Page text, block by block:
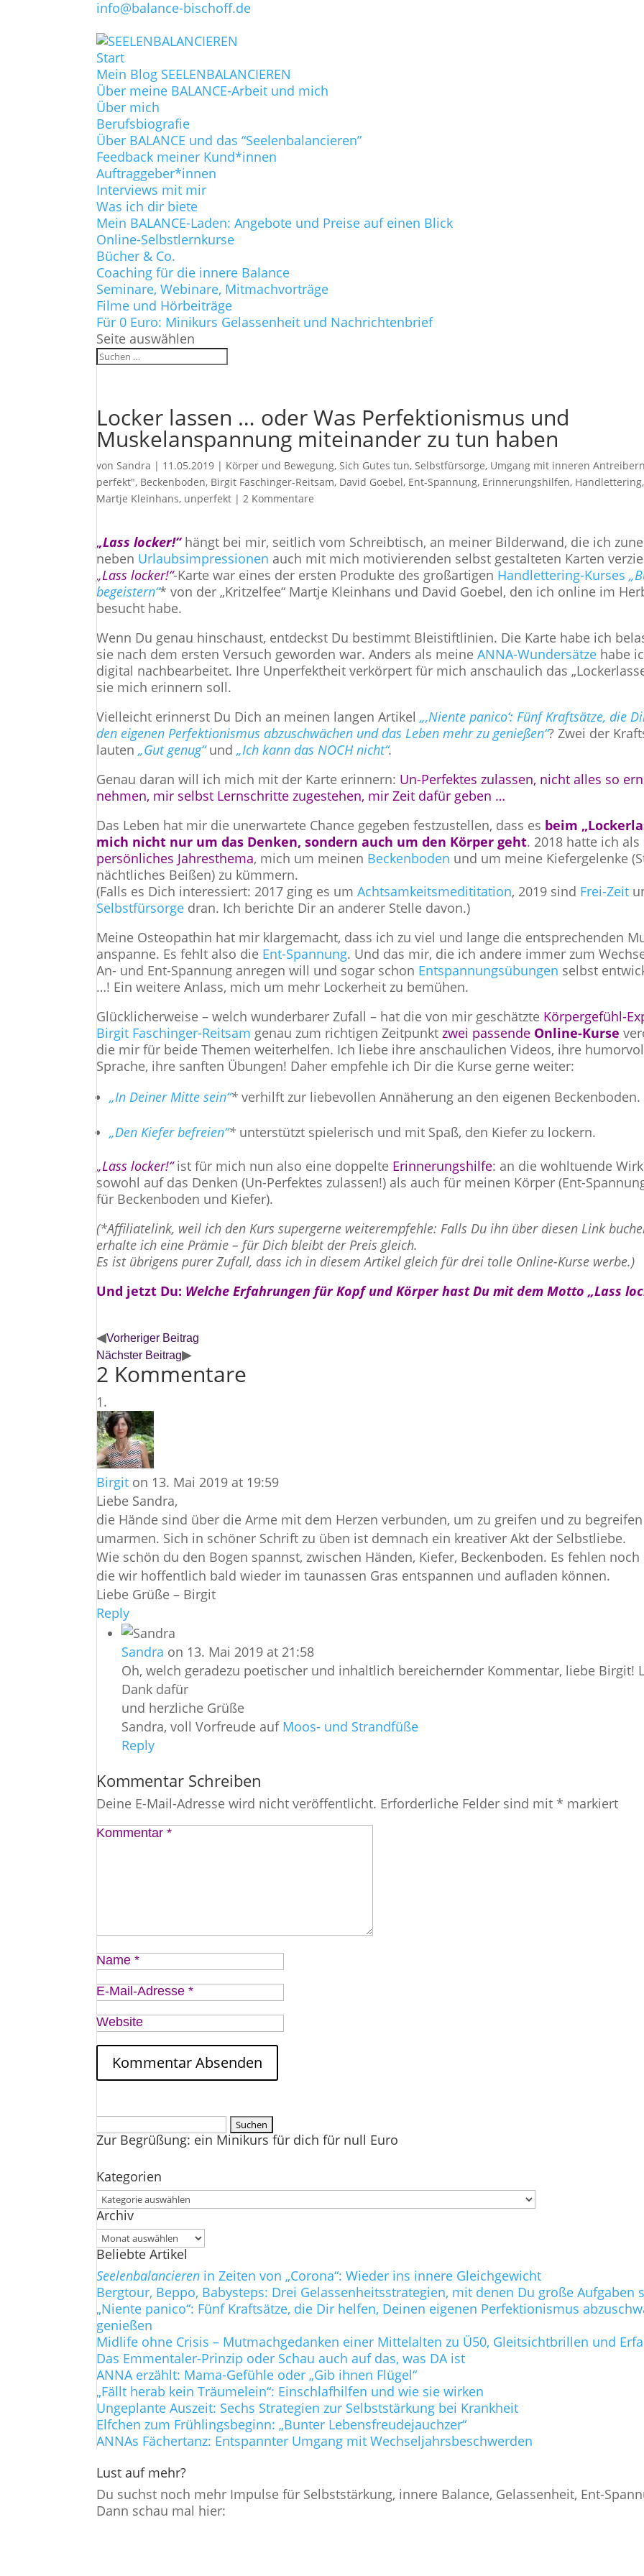
info@balance-bischoff.de
Start
Mein Blog SEELENBALANCIEREN
Über meine BALANCE-Arbeit und mich
Über mich
Berufsbiografie
Über BALANCE und das “Seelenbalancieren”
Feedback meiner Kund*innen
Auftraggeber*innen
Interviews mit mir
Was ich dir biete
Mein BALANCE-Laden: Angebote und Preise auf einen Blick
Online-Selbstlernkurse
Bücher & Co.
Coaching für die innere Balance
Seminare, Webinare, Mitmachvorträge
Filme und Hörbeiträge
Für 0 Euro: Minikurs Gelassenheit und Nachrichtenbrief
Seite auswählen
Locker lassen … oder Was Perfektionismus und
Muskelanspannung miteinander zu tun haben
vonSandra | 11.05.2019 | Körper und Bewegung,Sich Gutes tun, Selbstfürsorge, Umgang mit inneren Antreibern
perfekt", Beckenboden, Birgit Faschinger-Reitsam, David Goebel, Ent-Spannung, Erinnerungshilfen, Handlettering,
Martje Kleinhans, unperfekt |2 Kommentare
„Lass locker!“ hängt bei mir, seitlich vom Schreibtisch, an meiner Bilderwand, die ich
neben Urlaubsimpressionen auch mit mich motivierenden selbst gestalteten Karten
„Lass locker!“-Karte war eines der ersten Produkte des großartigen Handlettering-Kurses
begeistern“* von der „Kritzelfee“ Martje Kleinhans und David Goebel, den ich online im
besucht habe.
Wenn Du genau hinschaust, entdeckst Du bestimmt Bleistiftlinien. Die Karte habe ich
sie nach dem ersten Versuch geworden war. Anders als meineANNA-Wundersätze habe
digital nachbearbeitet. Ihre Unperfektheit verkörpert für mich anschaulich das
sie mich erinnern soll.
Vielleicht erinnerst Du Dich an meinen langen Artikel„‚Niente panico‘: Fünf Kraftsätze, die
den eigenen Perfektionismus abzuschwächen und das Leben mehr zu genießen“? Zwei der
lauten„Gut genug“und „Ich kann das NOCH nicht“.
Genau daran will ich mich mit der Karte erinnern: Un-Perfektes zulassen, nicht alles so
nehmen, mir selbst Lernschritte zugestehen, mir Zeit dafür geben …
Das Leben hat mir die unerwartete Chance gegeben festzustellen, dass es beim
mich nicht nur um das Denken, sondern auch um den Körper geht. 2018 hatte ich als
persönliches Jahresthema, mich um meinen Beckenboden und um meine Kiefergelenke
nächtliches Beißen) zu kümmern.
(Falls es Dich interessiert: 2017 ging es umAchtsamkeitsmedititation, 2019 sind Frei-Zeit
Selbstfürsorge dran. Ich berichte Dir an anderer Stelle davon.)
Meine Osteopathin hat mir klargemacht, dass ich zu viel und lange die entsprechenden
anspanne. Es fehlt also die Ent-Spannung. Und das mir, die ich andere immer zum
An- und Ent-Spannung anregen will und sogar schon Entspannungsübungen selbst
…! Ein weitere Anlass, mich um mehr Lockerheit zu bemühen.
Glücklicherweise – welch wunderbarer Zufall – hat die von mir geschätzte Körpergefühl-
Birgit Faschinger-Reitsam genau zum richtigen Zeitpunktzwei passende Online-Kurse
die mir für beide Themen weiterhelfen. Ich liebe ihre anschaulichen Videos, ihre
Sprache, ihre sanften Übungen! Daher empfehle ich Dir die Kurse gerne weiter:
„In Deiner Mitte sein“* verhilft zur liebevollen Annäherung an den eigenen Beckenboden.
„Den Kiefer befreien“* unterstützt spielerisch und mit Spaß, den Kiefer zu lockern.
„Lass locker!“ist für mich nun also eine doppelte Erinnerungshilfe: an die wohltuende
sowohl auf das Denken (Un-Perfektes zulassen!) als auch für meinen Körper (Ent-
für Beckenboden und Kiefer).
(*Affiliatelink, weil ich den Kurs supergerne weiterempfehle: Falls Du ihn über diesen Link
erhalte ich eine Prämie – für Dich bleibt der Preis gleich.
Es ist übrigens purer Zufall, dass ich in diesem Artikel gleich für drei tolle Online-Kurse werbe.)
Und jetzt Du: Welche Erfahrungen für Kopf und Körper hast Du mit dem Motto „Lass
◀Vorheriger Beitrag
Nächster Beitrag▶
2 Kommentare
Birgit on 13. Mai 2019 at 19:59
Liebe Sandra,
die Hände sind über die Arme mit dem Herzen verbunden, um zu greifen und zu
umarmen. Sich in schöner Schrift zu üben ist demnach ein kreativer Akt der Selbstliebe.
Wie schön du den Bogen spannst, zwischen Händen, Kiefer, Beckenboden. Es fehlen noch
die wir hoffentlich bald wieder im taunassen Gras entspannen und aufladen können.
Liebe Grüße – Birgit
Reply
Sandra on 13. Mai 2019 at 21:58
Oh, welch geradezu poetischer und inhaltlich bereichernder Kommentar, liebe Birgit!
Dank dafür
und herzliche Grüße
Sandra, voll Vorfreude auf Moos- und Strandfüße
Reply
Kommentar Schreiben
Deine E-Mail-Adresse wird nicht veröffentlicht. Erforderliche Felder sind mit* markiert
Kommentar*
Name*
E-Mail-Adresse*
Website
nach:
Zur Begrüßung: ein Minikurs für dich für null Euro
Kategorien
Kategorien
Archiv
Archiv
Beliebte Artikel
Seelenbalancieren in Zeiten von „Corona“: Wieder ins innere Gleichgewicht
Bergtour, Beppo, Babysteps: Drei Gelassenheitsstrategien, mit denen Du große Aufgaben
„Niente panico“: Fünf Kraftsätze, die Dir helfen, Deinen eigenen Perfektionismus
genießen
Midlife ohne Crisis – Mutmachgedanken einer Mittelalten zu Ü50, Gleitsichtbrillen und
Das Emmentaler-Prinzip oder Schau auch auf das, was DA ist
ANNA erzählt: Mama-Gefühle oder „Gib ihnen Flügel“
„Fällt herab kein Träumelein“: Einschlafhilfen und wie sie wirken
Ungeplante Auszeit: Sechs Strategien zur Selbststärkung bei Krankheit
Elfchen zum Frühlingsbeginn: „Bunter Lebensfreudejauchzer“
ANNAs Fächertanz: Entspannter Umgang mit Wechseljahrsbeschwerden
Lust auf mehr?
Du suchst noch mehr Impulse für Selbststärkung, innere Balance, Gelassenheit, Ent-
Dann schau mal hier: